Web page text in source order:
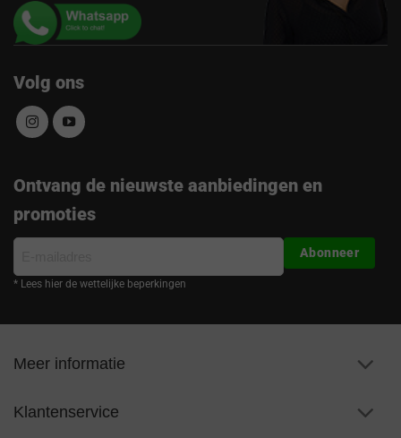
Volg ons
Ontvang de nieuwste aanbiedingen en
promoties
mailadres
* Lees hier de wettelijke beperkingen
Abonneer
Meer informatie
Klantenservice